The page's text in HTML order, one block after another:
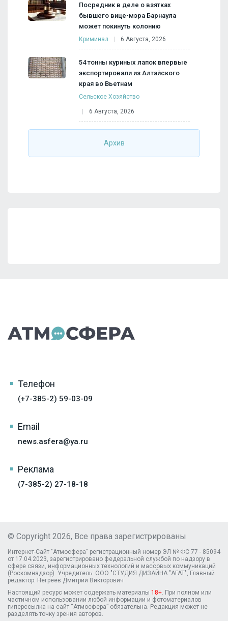
Посредник в деле о взятках
бывшего вице-мэра Барнаула
может покинуть колонию
Криминал 6 Августа, 2026
54 тонны куриных лапок впервые
экспортировали из Алтайского
края во Вьетнам
Сельское Хозяйство
6 Августа, 2026
Архив
Телефон
(+7-385-2) 59-03-09
Email
news.asfera@ya.ru
Реклама
(7-385-2) 27-18-18
© Copyright 2026, Все права зарегистрированы
Интернет-Сайт "Атмосфера" регистрационный номер ЭЛ № ФС 77 - 85094
от 17.04.2023, зарегистрировано федеральной службой по надзору в
сфере связи, информационных технологий и массовых коммуникаций
(Роскомнадзор). Учредитель: ООО "СТУДИЯ ДИЗАЙНА "АГАТ", Главный
редактор: Негреев Дмитрий Викторович
Настоящий ресурс может содержать материалы 18+ . При полном или
частичном использовании любой информации и фотоматериалов
гиперссылка на сайт “Атмосфера” обязательна. Редакция может не
разделять точку зрения авторов.